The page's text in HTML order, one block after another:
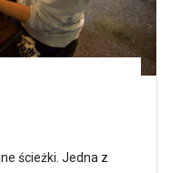
ścieżki. Jedna z